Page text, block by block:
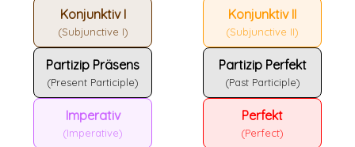
Konjunktiv I
(Subjunctive I)
Konjunktiv II
(Subjunctive II)
Partizip Präsens
(Present Participle)
Partizip Perfekt
(Past Participle)
Imperativ
(Imperative)
Perfekt
(Perfect)